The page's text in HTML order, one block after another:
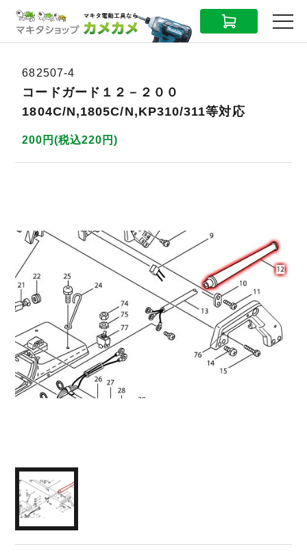
CART MENU
682507-4
コードガード１２－２００
1804C/N,1805C/N,KP310/311等対応
200円(税込220円)